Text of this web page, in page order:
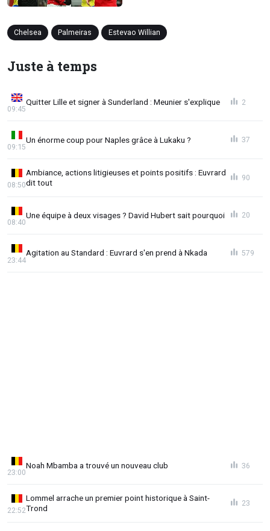
Chelsea Palmeiras Estevao Willian
Juste à temps
Quitter Lille et signer à Sunderland : Meunier s'explique
09:45
2
Un énorme coup pour Naples grâce à Lukaku ?
09:15
37
Ambiance, actions litigieuses et points positifs : Euvrard
dit tout
08:50
90
Une équipe à deux visages ? David Hubert sait pourquoi
08:40
20
Agitation au Standard : Euvrard s'en prend à Nkada
23:44
579
Noah Mbamba a trouvé un nouveau club
23:00
36
Lommel arrache un premier point historique à Saint-
Trond
22:52
23